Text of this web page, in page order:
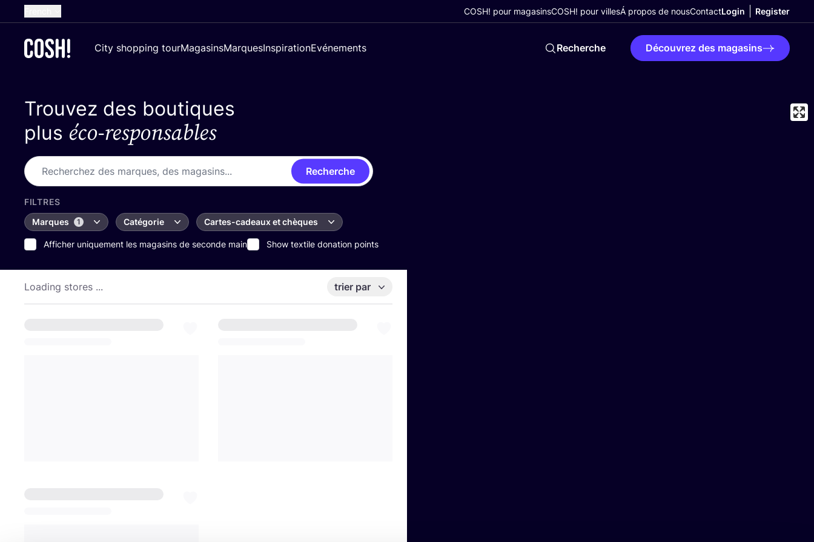
Dutch
German
Croatian
COSH! pour magasinsCOSH! pour villesÁ propos de nousContactLogin Register
City shopping tourMagasinsMarquesInspirationEvénements Recherche Découvrez des magasins
Trouvez des boutiques
plus éco-responsables
Recherche
FILTRES
Marques
1 Catégorie Cartes-cadeaux et chèques
Afficher uniquement les magasins de seconde main Show textile donation points
Loading stores ... trier par